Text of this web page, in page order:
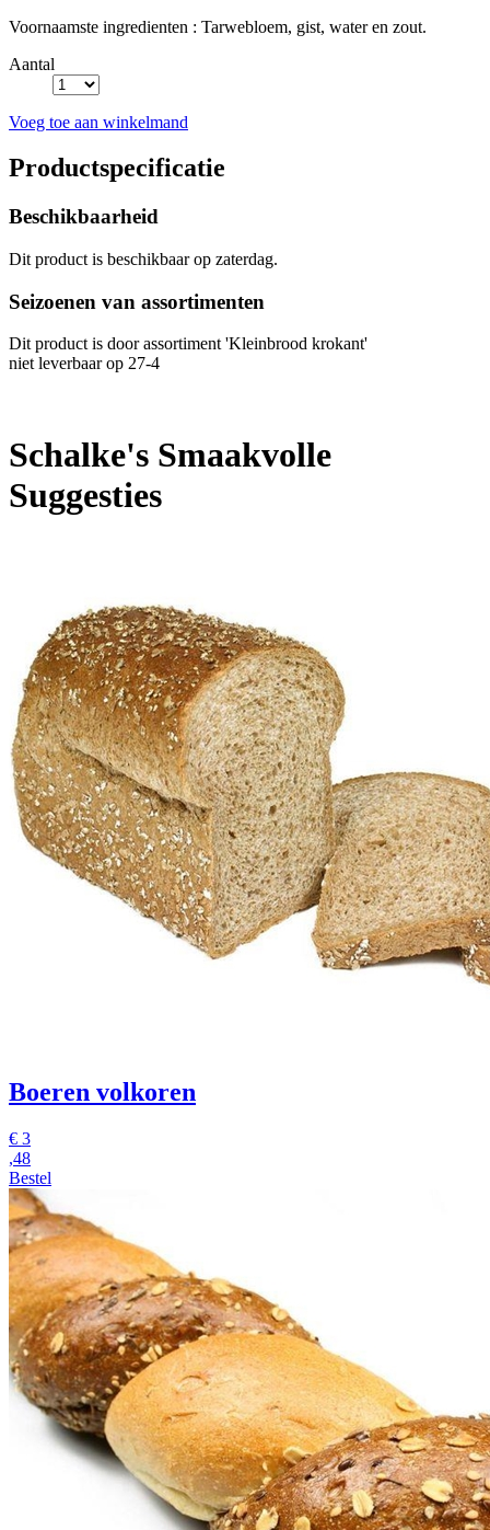
Voornaamste ingredienten : Tarwebloem, gist, water en zout.
Aantal
Voeg toe aan winkelmand
Productspecificatie
Beschikbaarheid
Dit product is beschikbaar op zaterdag.
Seizoenen van assortimenten
Dit product is door assortiment 'Kleinbrood krokant'
niet leverbaar op 27-4
Schalke's Smaakvolle
Suggesties
Boeren volkoren
€ 3
,48
Bestel